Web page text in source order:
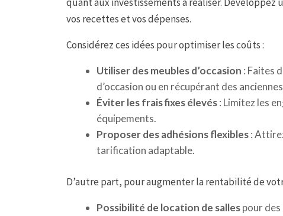
vos recettes et vos dépenses.
Considérez ces idées pour optimiser les coûts :
Utiliser des meubles d’occasion : Faites
d’occasion ou en récupérant des
Éviter les frais fixes élevés: Limitez les
équipements.
Proposer des adhésions flexibles:
tarification adaptable.
D’autre part, pour augmenter la rentabilité de
Possibilité de location de sallespour